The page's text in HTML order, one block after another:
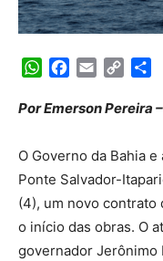
WhatsApp
Facebook
Email Copy
Por Emerson Pereira
O Governo da Bahia
Ponte Salvador-
(4), um novo contrato
o início das obras. O
governador Jerônimo